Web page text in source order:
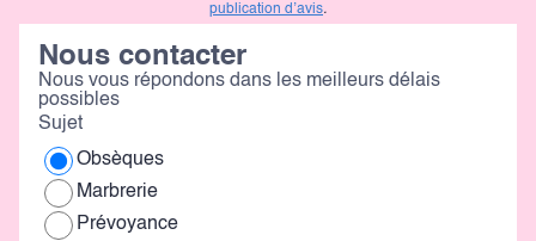
publication d’avis.
Nous contacter
Nous vous répondons dans les meilleurs délais
possibles
Sujet
Obsèques
Marbrerie
Prévoyance